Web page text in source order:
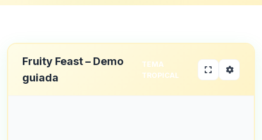
Fruity Feast – Demo
guiada
TEMA
TROPICAL